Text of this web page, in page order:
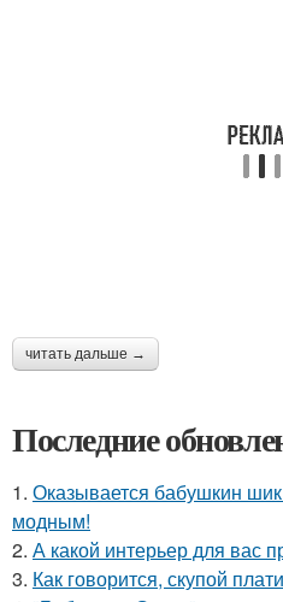
читать дальше →
Последние
1. Оказывается бабушкин
модным!
2. А какой интерьер для вас
3. Как говорится, скупой